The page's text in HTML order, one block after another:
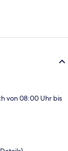
von 08:00 Uhr bis